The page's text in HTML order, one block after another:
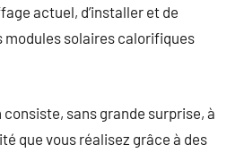
actuel, d’installer et de
modules solaires calorifiques
sans grande surprise, à
que vous réalisez grâce à des